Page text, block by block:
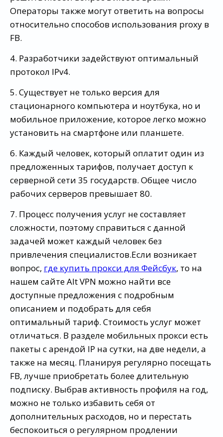
Операторы также могут ответить на вопросы
относительно способов использования proxy в
FB.
4. Разработчики задействуют оптимальный
протокол IPv4.
5. Существует не только версия для
стационарного компьютера и ноутбука, но и
мобильное приложение, которое легко можно
установить на смартфоне или планшете.
6. Каждый человек, который оплатит один из
предложенных тарифов, получает доступ к
серверной сети 35 государств. Общее число
рабочих серверов превышает 80.
7. Процесс получения услуг не составляет
сложности, поэтому справиться с данной
задачей может каждый человек без
привлечения специалистов.Если возникает
вопрос, где купить прокси для Фейсбук, то на
нашем сайте Alt VPN можно найти все
доступные предложения с подробным
описанием и подобрать для себя
оптимальный тариф. Стоимость услуг может
отличаться. В разделе мобильных прокси есть
пакеты с арендой IP на сутки, на две недели, а
также на месяц. Планируя регулярно посещать
FB, лучше приобретать более длительную
подписку. Выбрав активность профиля на год,
можно не только избавить себя от
дополнительных расходов, но и перестать
беспокоиться о регулярном продлении